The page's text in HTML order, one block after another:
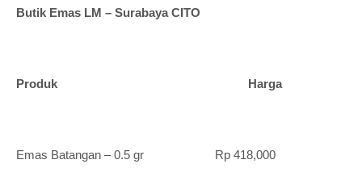
Butik Emas LM – Surabaya CITO
Produk Harga
Emas Batangan – 0.5 gr Rp 418,000